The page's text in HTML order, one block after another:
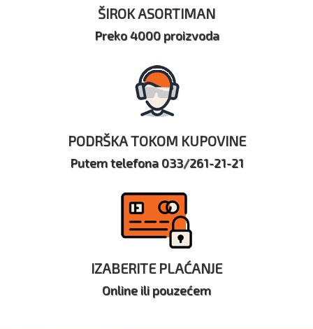
ŠIROK ASORTIMAN
Preko 4000 proizvoda
PODRŠKA TOKOM KUPOVINE
Putem telefona 033/261-21-21
IZABERITE PLAĆANJE
Online ili pouzećem